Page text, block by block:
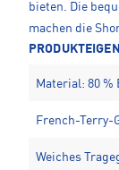
bieten. Die
machen die
Material: 80 %
French-Terry-
Weiches